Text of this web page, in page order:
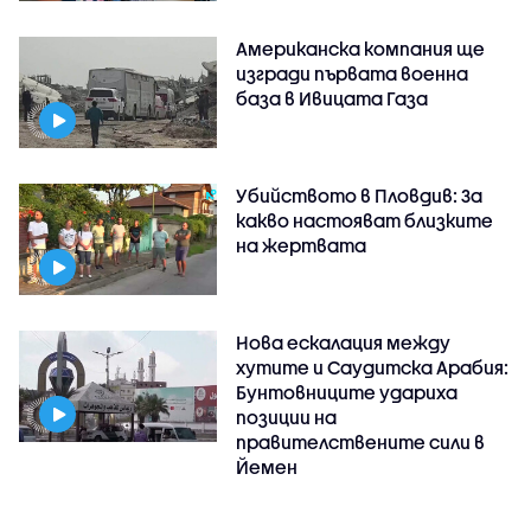
Американска компания ще
изгради първата военна
база в Ивицата Газа
Убийството в Пловдив: За
какво настояват близките
на жертвата
Нова ескалация между
хутите и Саудитска Арабия:
Бунтовниците удариха
позиции на
правителствените сили в
Йемен